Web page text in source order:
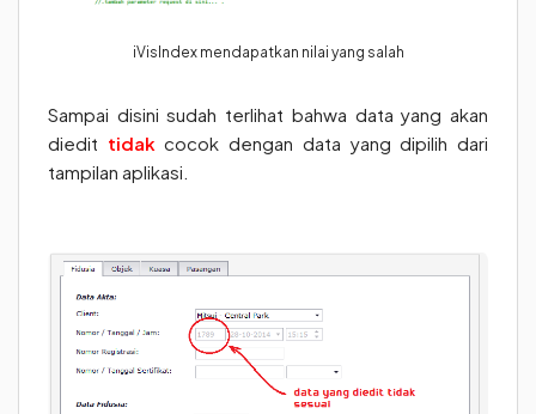
iVisIndex mendapatkan nilai yang salah
Sampai disini sudah terlihat bahwa data yang akan
diedit tidak cocok dengan data yang dipilih dari
tampilan aplikasi.